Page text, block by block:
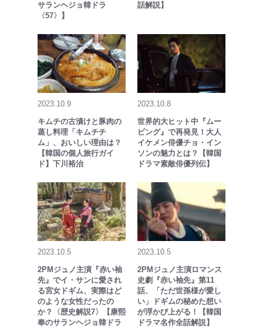
サランヘジョ韓ドラ
〈57〉】
話解説】
2023.10.9
キムチの古漬けと豚肉の
蒸し料理「キムチチ
ム」、おいしい理由は？
【韓国の個人旅行ガイ
ド】下川裕治
2023.10.8
世界的大ヒット中『ムー
ビング』で再発見！大人
イケメン俳優チョ・イン
ソンの魅力とは？【韓国
ドラマ素敵俳優列伝】
2023.10.5
2PMジュノ主演『赤い袖
先』でイ・サンに愛され
る宮女ドギム、実際はど
のような女性だったの
か？〈歴史解説7〉【康熙
奉のサランヘジョ韓ドラ
2023.10.5
2PMジュノ主演ロマンス
史劇『赤い袖先』第11
話、「ただ世孫様が愛し
い」ドギムの秘めた想い
が浮かび上がる！【韓国
ドラマ名作全話解説】